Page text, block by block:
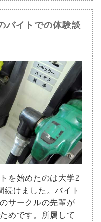
バイトでの体験談
を始めたのは大学2
続けました。バイト
サークルの先輩が
めです。所属して